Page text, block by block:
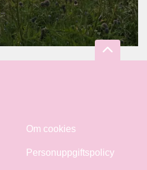
Om cookies
Personuppgiftspolicy